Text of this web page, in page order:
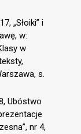
„Słoiki” i
w:
w
s.
Ubóstwo
nr 4,